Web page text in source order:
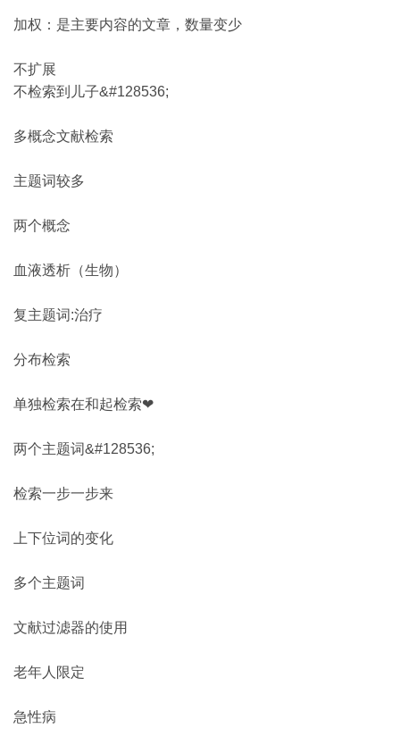
加权：是主要内容的文章，数量变少
不扩展
不检索到儿子&#128536;
多概念文献检索
主题词较多
两个概念
血液透析（生物）
复主题词:治疗
分布检索
单独检索在和起检索❤
两个主题词&#128536;
检索一步一步来
上下位词的变化
多个主题词
文献过滤器的使用
老年人限定
急性病